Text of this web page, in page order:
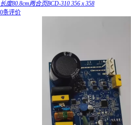
长度80.8cm两合页BCD-310 356 x 358
0条评价